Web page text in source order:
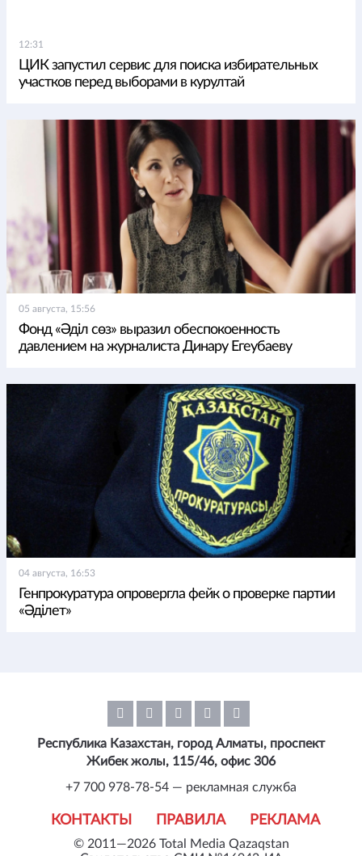
12:31
ЦИК запустил сервис для поиска избирательных
участков перед выборами в курултай
05 августа, 15:56
Фонд «Әділ сөз» выразил обеспокоенность
давлением на журналиста Динару Егеубаеву
04 августа, 16:53
Генпрокуратура опровергла фейк о проверке партии
«Әділет»
© 2011—2026 Total Media Qazaqstan
КОНТАКТЫ ПРАВИЛА РЕКЛАМА
Республика Казахстан, город Алматы, проспект
Жибек жолы, 115/46, офис 306
+7 700 978-78-54 — рекламная служба